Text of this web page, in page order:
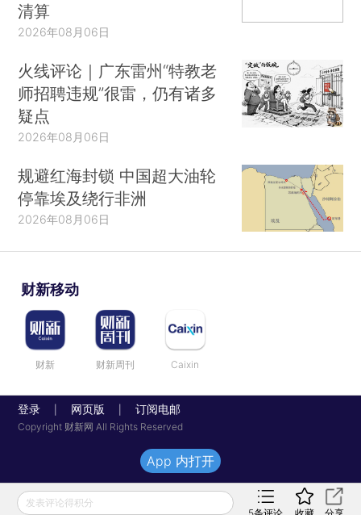
清算
2026年08月06日
火线评论｜广东雷州“特教老
师招聘违规”很雷，仍有诸多
疑点
2026年08月06日
规避红海封锁 中国超大油轮
停靠埃及绕行非洲
2026年08月06日
财新移动
财新 财新周刊 Caixin
登录 网页版 订阅电邮
Copyright 财新网 All Rights Reserved
发表评论得积分
5条评论 收藏 分享
App 内打开